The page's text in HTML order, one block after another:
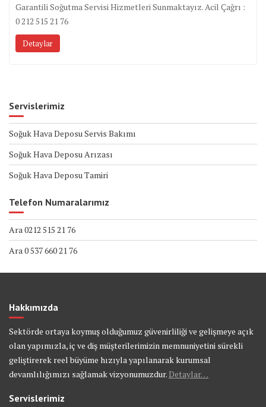
Garantili Soğutma Servisi Hizmetleri Sunmaktayız. Acil Çağrı :
0 212 515 21 76
Detaylar
Servislerimiz
Soğuk Hava Deposu Servis Bakımı
Soğuk Hava Deposu Arızası
Soğuk Hava Deposu Tamiri
Telefon Numaralarımız
Ara 0212 515 21 76
Ara 0 537 660 21 76
Hakkımızda
Sektörde ortaya koymuş olduğumuz güvenirliliği ve gelişmeye açık
olan yapımızla, iç ve diş müşterilerimizin memnuniyetini sürekli
geliştirerek reel büyüme hızıyla yapılanarak kurumsal
devamlılığımızı sağlamak vizyonumuzdur. Detaylar…
Servislerimiz